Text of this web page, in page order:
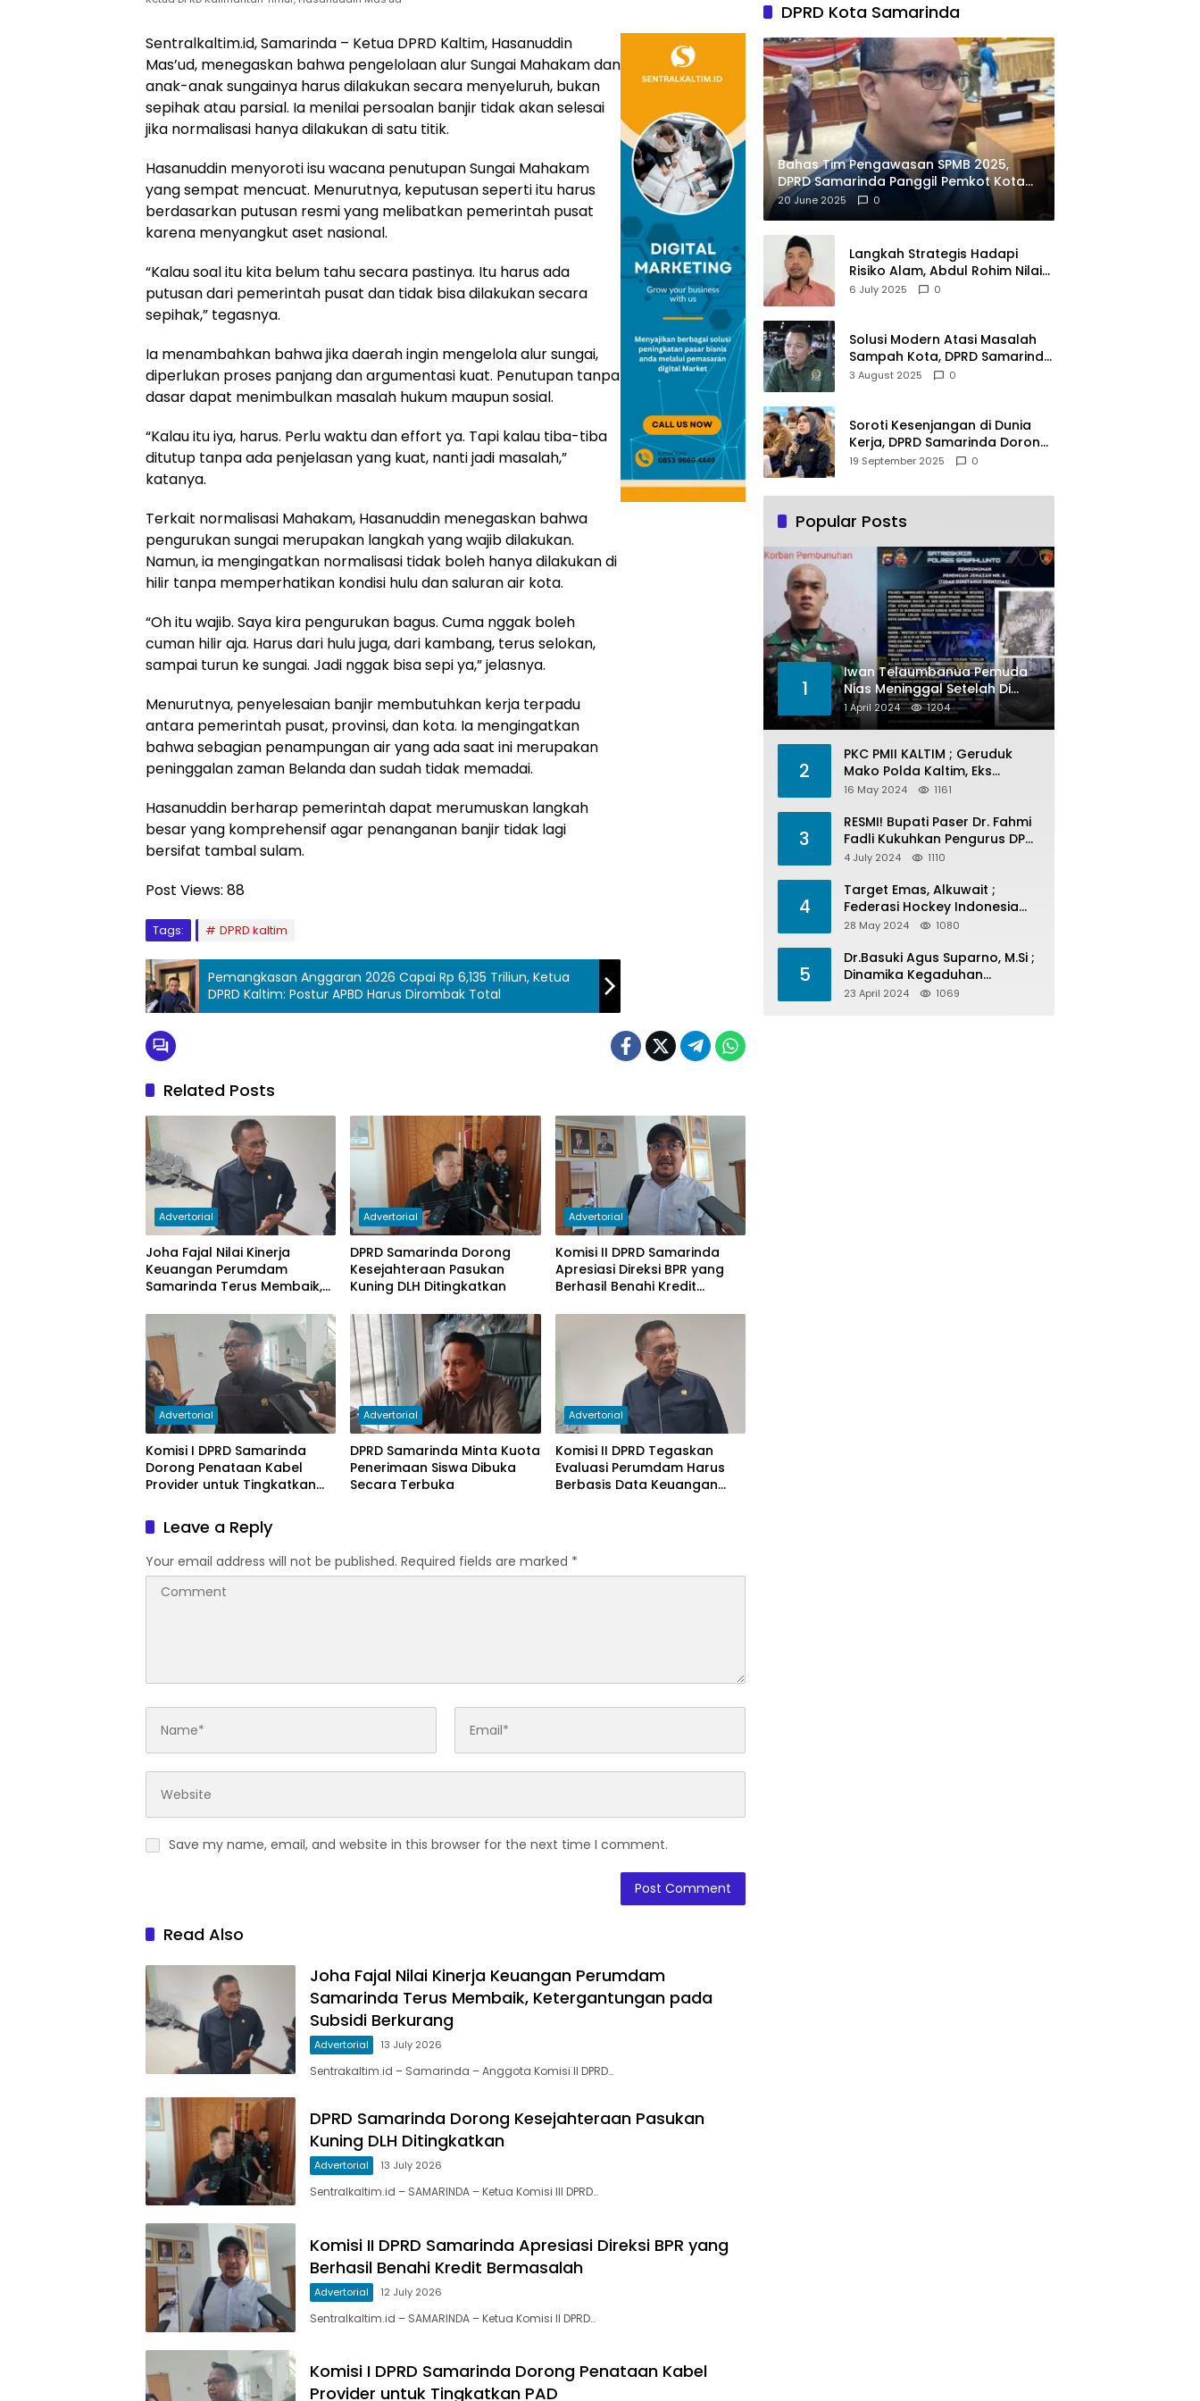
Sentralkaltim.id, Samarinda – Ketua DPRD Kaltim, Hasanuddin
Mas’ud, menegaskan bahwa pengelolaan alur Sungai Mahakam dan
anak-anak sungainya harus dilakukan secara menyeluruh, bukan
sepihak atau parsial. Ia menilai persoalan banjir tidak akan selesai
jika normalisasi hanya dilakukan di satu titik.
Hasanuddin menyoroti isu wacana penutupan Sungai Mahakam
yang sempat mencuat. Menurutnya, keputusan seperti itu harus
berdasarkan putusan resmi yang melibatkan pemerintah pusat
karena menyangkut aset nasional.
“Kalau soal itu kita belum tahu secara pastinya. Itu harus ada
putusan dari pemerintah pusat dan tidak bisa dilakukan secara
sepihak,” tegasnya.
Ia menambahkan bahwa jika daerah ingin mengelola alur sungai,
diperlukan proses panjang dan argumentasi kuat. Penutupan tanpa
dasar dapat menimbulkan masalah hukum maupun sosial.
“Kalau itu iya, harus. Perlu waktu dan effort ya. Tapi kalau tiba-tiba
ditutup tanpa ada penjelasan yang kuat, nanti jadi masalah,”
katanya.
Terkait normalisasi Mahakam, Hasanuddin menegaskan bahwa
pengurukan sungai merupakan langkah yang wajib dilakukan.
Namun, ia mengingatkan normalisasi tidak boleh hanya dilakukan di
hilir tanpa memperhatikan kondisi hulu dan saluran air kota.
“Oh itu wajib. Saya kira pengurukan bagus. Cuma nggak boleh
cuman hilir aja. Harus dari hulu juga, dari kambang, terus selokan,
sampai turun ke sungai. Jadi nggak bisa sepi ya,” jelasnya.
Menurutnya, penyelesaian banjir membutuhkan kerja terpadu
antara pemerintah pusat, provinsi, dan kota. Ia mengingatkan
bahwa sebagian penampungan air yang ada saat ini merupakan
peninggalan zaman Belanda dan sudah tidak memadai.
Hasanuddin berharap pemerintah dapat merumuskan langkah
besar yang komprehensif agar penanganan banjir tidak lagi
bersifat tambal sulam.
Post Views: 88
Tags: DPRD kaltim
Pemangkasan Anggaran 2026 Capai Rp 6,135 Triliun, Ketua
DPRD Kaltim: Postur APBD Harus Dirombak Total
Related Posts
Advertorial
Joha Fajal Nilai Kinerja
Keuangan Perumdam
Samarinda Terus Membaik,
Subsidi Berkurang
Advertorial
DPRD Samarinda Dorong
Kesejahteraan Pasukan
Kuning DLH Ditingkatkan
Advertorial
Komisi II DPRD Samarinda
Apresiasi Direksi BPR yang
Berhasil Benahi Kredit
Advertorial
Komisi I DPRD Samarinda
Dorong Penataan Kabel
Provider untuk Tingkatkan
Advertorial
DPRD Samarinda Minta Kuota
Penerimaan Siswa Dibuka
Secara Terbuka
Advertorial
Komisi II DPRD Tegaskan
Evaluasi Perumdam Harus
Berbasis Data Keuangan
Leave a Reply
Your email address will not be published. Required fields are marked *
Save my name, email, and website in this browser for the next time I comment.
Read Also
Joha Fajal Nilai Kinerja Keuangan Perumdam
Samarinda Terus Membaik, Ketergantungan pada
Subsidi Berkurang
Advertorial 13 July 2026
Sentrakaltim.id – Samarinda – Anggota Komisi II DPRD…
DPRD Samarinda Dorong Kesejahteraan Pasukan
Kuning DLH Ditingkatkan
Advertorial 13 July 2026
Sentralkaltim.id – SAMARINDA – Ketua Komisi III DPRD…
Komisi II DPRD Samarinda Apresiasi Direksi BPR yang
Berhasil Benahi Kredit Bermasalah
Advertorial 12 July 2026
Sentralkaltim.id – SAMARINDA – Ketua Komisi II DPRD…
Komisi I DPRD Samarinda Dorong Penataan Kabel
Provider untuk Tingkatkan PAD
DPRD Kota Samarinda
Bahas Tim Pengawasan SPMB 2025,
DPRD Samarinda Panggil Pemkot Kota
Tepian
20 June 2025 0
Langkah Strategis Hadapi
Risiko Alam, Abdul Rohim Nilai
Samarinda Siap Jadi Pusat
6 July 2025 0
Solusi Modern Atasi Masalah
Sampah Kota, DPRD Samarinda
Dukung Penuh Proyek PLTSA
3 August 2025 0
Soroti Kesenjangan di Dunia
Kerja, DPRD Samarinda Dorong
Pemkot Gencarkan
19 September 2025 0
Popular Posts
1
Iwan Telaumbanua Pemuda
Nias Meninggal Setelah Di
Habisi Oknum TNI AL
1 April 2024 1204
2
PKC PMII KALTIM ; Geruduk
Mako Polda Kaltim, Eks
Lubang Tambang Banyak
16 May 2024 1161
3
RESMI! Bupati Paser Dr. Fahmi
Fadli Kukuhkan Pengurus DPP
LAP 2024-2029
4 July 2024 1110
4
Target Emas, Alkuwait ;
Federasi Hockey Indonesia
Kota Balikpapan Siap Menjadi
28 May 2024 1080
5
Dr.Basuki Agus Suparno, M.Si ;
Dinamika Kegaduhan
Komunikasi Politik Jelang
23 April 2024 1069